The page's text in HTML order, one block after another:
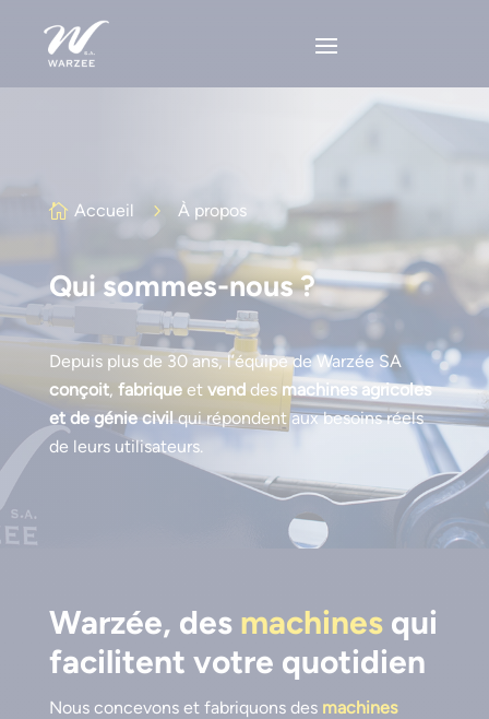
 Accueil 5 À propos
Qui sommes-nous ?
Depuis plus de 30 ans, l’équipe de Warzée SA
conçoit, fabriqueet venddes machines agricoles
et de génie civilqui répondent aux besoins réels
de leurs utilisateurs.
Warzée, des machinesqui
facilitent votre quotidien
Nous concevons et fabriquons des machines